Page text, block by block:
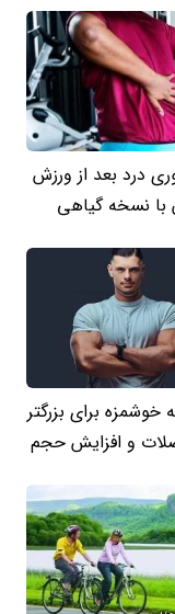
درد بعد از ورزش
با نسخه گیاهی
خوشمزه برای بزرگتر
و افزایش حجم